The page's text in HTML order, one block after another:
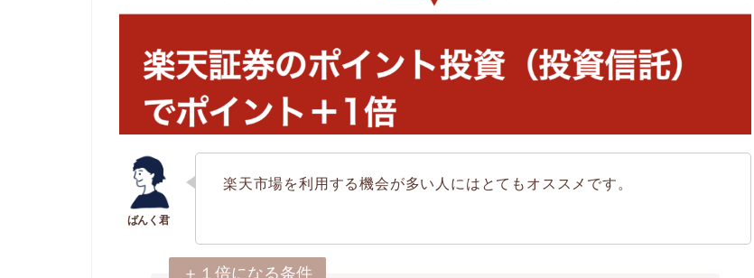
楽天市場を利用する機会が多い人にはとてもオススメです。
＋１倍になる条件